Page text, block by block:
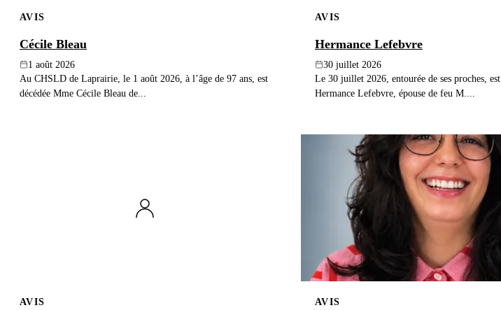
AVIS
Cécile Bleau
1 août 2026
Au CHSLD de Laprairie, le 1 août 2026, à l’âge de 97 ans, est
décédée Mme Cécile Bleau de...
AVIS
Hermance Lefebvre
30 juillet 2026
Le 30 juillet 2026, entourée de ses proches,
Hermance Lefebvre, épouse de feu M....
AVIS AVIS